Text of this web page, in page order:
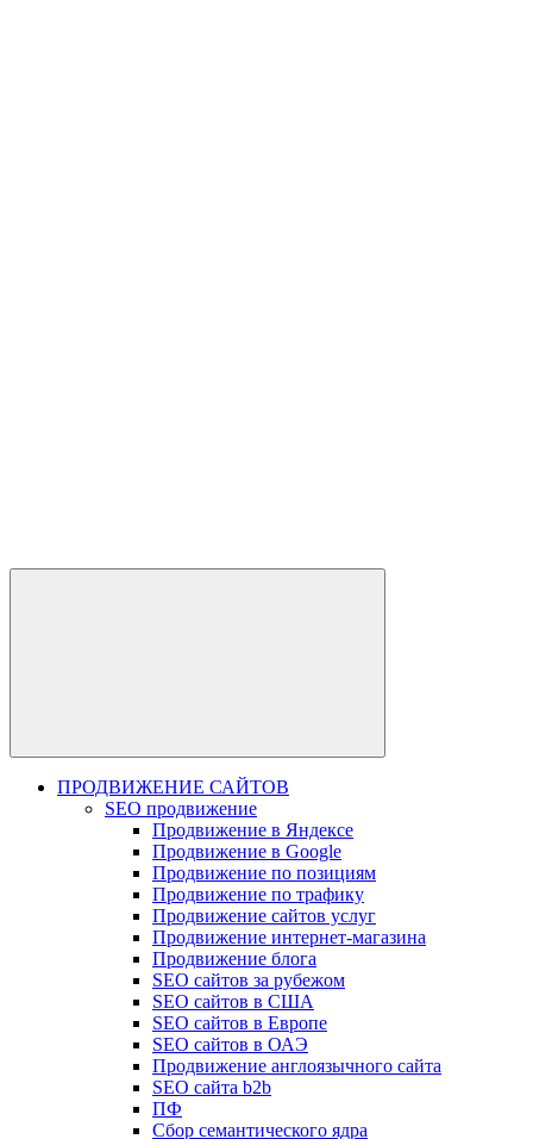
ПРОДВИЖЕНИЕ САЙТОВ
SEO продвижение
Продвижение в Яндексе
Продвижение в Google
Продвижение по позициям
Продвижение по трафику
Продвижение сайтов услуг
Продвижение интернет-магазина
Продвижение блога
SEO сайтов за рубежом
SEO сайтов в США
SEO сайтов в Европе
SEO сайтов в ОАЭ
Продвижение англоязычного сайта
SEO сайта b2b
ПФ
Сбор семантического ядра